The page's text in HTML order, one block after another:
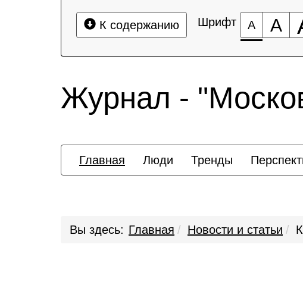
К содержанию Шрифт А А
Журнал -
Главная Люди Тренды
Вы здесь: Главная Новости и статьи